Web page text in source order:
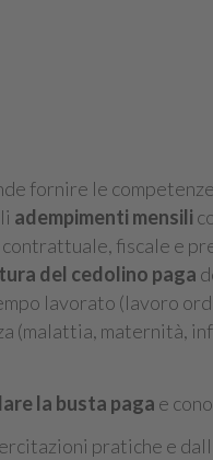
fornire le
adempimenti mensili
fiscale e
del cedolino paga
lavorato (lavoro
(malattia, maternità,
la busta paga e
pratiche e